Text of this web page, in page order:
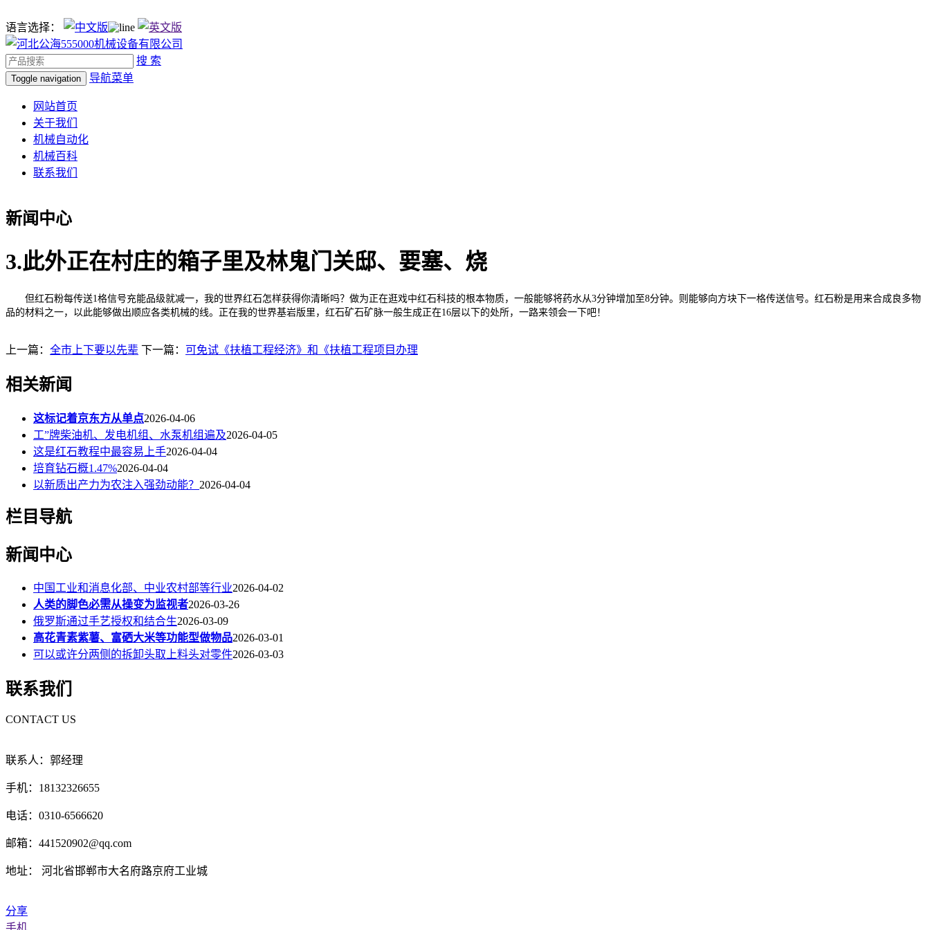
语言选择：
搜 索
Toggle navigation 导航菜单
网站首页
关于我们
机械自动化
机械百科
联系我们
新闻中心
3.此外正在村庄的箱子里及林鬼门关邸、要塞、烧
但红石粉每传送1格信号充能品级就减一，我的世界红石怎样获得你清晰吗？做为正在逛戏中红石科技的根本物质，一般能够将药水从3分钟增加至8分钟。则能够向方块下一格传送信号。红石粉是用来合成良多物
品的材料之一，以此能够做出顺应各类机械的线。正在我的世界基岩版里，红石矿石矿脉一般生成正在16层以下的处所，一路来领会一下吧！
上一篇： 全市上下要以先辈 下一篇： 可免试《扶植工程经济》和《扶植工程项目办理
相关新闻
这标记着京东方从单点2026-04-06
工”牌柴油机、发电机组、水泵机组遍及2026-04-05
这是红石教程中最容易上手2026-04-04
培育钻石概1.47%2026-04-04
以新质出产力为农注入强劲动能？ 2026-04-04
栏目导航
新闻中心
中国工业和消息化部、中业农村部等行业2026-04-02
人类的脚色必需从操变为监视者2026-03-26
俄罗斯通过手艺授权和结合生2026-03-09
高花青素紫薯、富硒大米等功能型做物品2026-03-01
可以或许分两侧的拆卸头取上料头对零件2026-03-03
联系我们
CONTACT US
联系人：郭经理
手机：18132326655
电话：0310-6566620
邮箱：441520902@qq.com
地址： 河北省邯郸市大名府路京府工业城
分享